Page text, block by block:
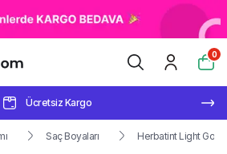
0
Ücretsiz Kargo
Saç Boyaları Herbatint Light